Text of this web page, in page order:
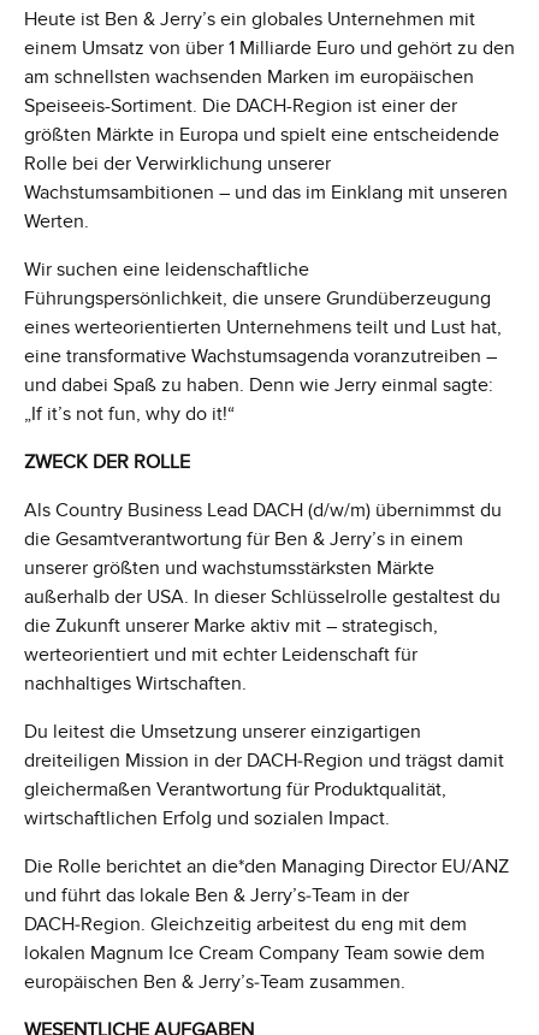
Heute ist Ben & Jerry’s ein globales Unternehmen mit
einem Umsatz von über 1 Milliarde Euro und gehört zu den
am schnellsten wachsenden Marken im europäischen
Speiseeis-Sortiment. Die DACH-Region ist einer der
größten Märkte in Europa und spielt eine entscheidende
Rolle bei der Verwirklichung unserer
Wachstumsambitionen – und das im Einklang mit unseren
Werten.
Wir suchen eine leidenschaftliche
Führungspersönlichkeit, die unsere Grundüberzeugung
eines werteorientierten Unternehmens teilt und Lust hat,
eine transformative Wachstumsagenda voranzutreiben –
und dabei Spaß zu haben. Denn wie Jerry einmal sagte:
„If it’s not fun, why do it!“
ZWECK DER ROLLE
Als Country Business Lead DACH (d/w/m) übernimmst du
die Gesamtverantwortung für Ben & Jerry’s in einem
unserer größten und wachstumsstärksten Märkte
außerhalb der USA. In dieser Schlüsselrolle gestaltest du
die Zukunft unserer Marke aktiv mit – strategisch,
werteorientiert und mit echter Leidenschaft für
nachhaltiges Wirtschaften.
Du leitest die Umsetzung unserer einzigartigen
dreiteiligen Mission in der DACH‑Region und trägst damit
gleichermaßen Verantwortung für Produktqualität,
wirtschaftlichen Erfolg und sozialen Impact.
Die Rolle berichtet an die*den Managing Director EU/ANZ
und führt das lokale Ben & Jerry’s‑Team in der
DACH‑Region. Gleichzeitig arbeitest du eng mit dem
lokalen Magnum Ice Cream Company Team sowie dem
europäischen Ben & Jerry’s‑Team zusammen.